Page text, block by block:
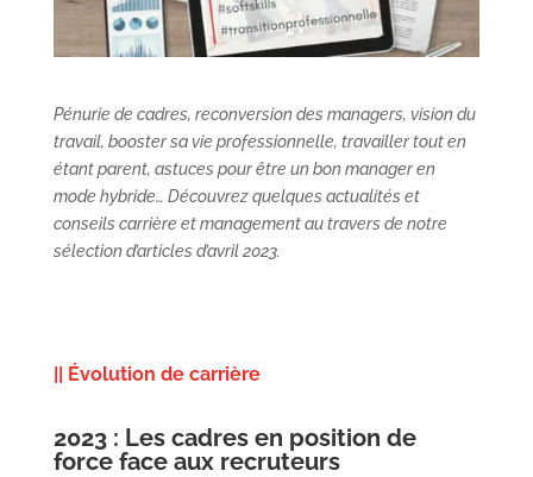
Pénurie de cadres, reconversion des managers, vision du
travail, booster sa vie professionnelle, travailler tout en
étant parent, astuces pour être un bon manager en
mode hybride… Découvrez quelques actualités et
conseils carrière et management au travers de notre
sélection d’articles d’avril 2023.
|| Évolution de carrière
2023 : Les cadres en position de
force face aux recruteurs